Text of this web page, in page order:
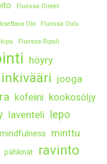
Flunssa Oireet
Olo Flunssa Oulu
Flunssa Ripuli
höyry
inkivääri jooga
kofeiini kookosöljy
laventeli lepo
mindfulness minttu
pähkinät ravinto